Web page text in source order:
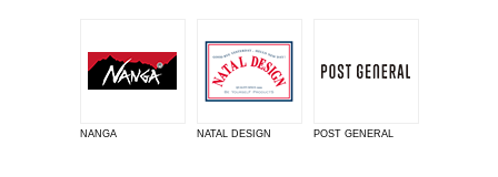
NANGA NATAL DESIGN POST GENERAL